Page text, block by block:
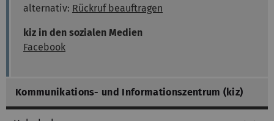
alternativ: Rückruf beauftragen
kiz in den sozialen Medien
Facebook
Kommunikations- und Informationszentrum (kiz)